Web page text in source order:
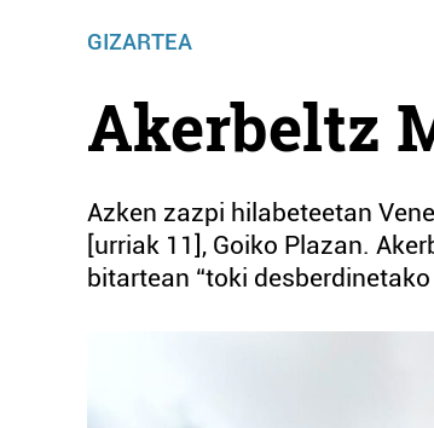
GIZARTEA
Akerbeltz
Azken zazpi hilabeteetan
[urriak 11], Goiko Plazan.
bitartean “toki